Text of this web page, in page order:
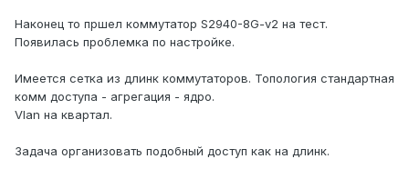
Наконец то пршел коммутатор S2940-8G-v2 на тест.
Появилась проблемка по настройке.
Имеется сетка из длинк коммутаторов. Топология стандартная
комм доступа - агрегация - ядро.
Vlan на квартал.
Задача организовать подобный доступ как на длинк.